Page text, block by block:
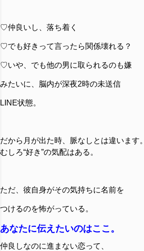
♡仲良いし、落ち着く
♡でも好きって言ったら関係壊れる？
♡いや、でも他の男に取られるのも嫌
みたいに、脳内が深夜2時の未送信
LINE状態。
だから月が出た時、脈なしとは違います。
むしろ“好き”の気配はある。
ただ、彼自身がその気持ちに名前を
つけるのを怖がっている。
あなたに伝えたいのはここ。
仲良しなのに進まない恋って、